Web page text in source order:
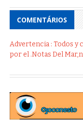
COMENTÁRIOS
Advertencia : Todos
por el .Notas Del